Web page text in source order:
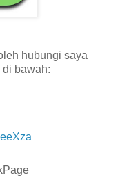
hubungi saya
bawah: